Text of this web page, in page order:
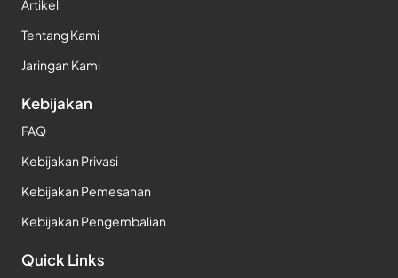
Artikel
Tentang Kami
Jaringan Kami
Kebijakan
FAQ
Kebijakan Privasi
Kebijakan Pemesanan
Kebijakan Pengembalian
Quick Links